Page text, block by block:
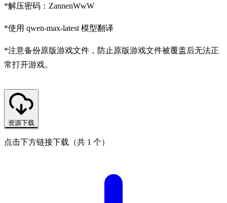
*解压密码：ZannenWwW
*使用 qwen-max-latest 模型翻译
*注意备份原版游戏文件，防止原版游戏文件被覆盖后无法正
常打开游戏。
资源下载
点击下方链接下载（共 1 个）